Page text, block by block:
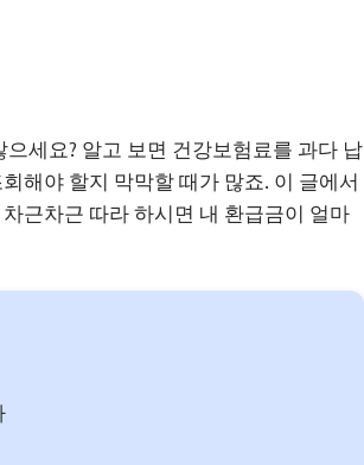
세요? 알고 보면 건강보험료를 과다 납
해야 할지 막막할 때가 많죠. 이 글에서
근차근 따라 하시면 내 환급금이 얼마